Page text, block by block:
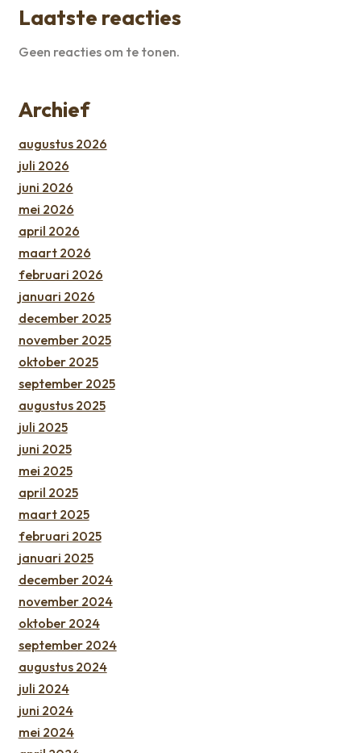
Laatste reacties
Geen reacties om te tonen.
Archief
augustus 2026
juli 2026
juni 2026
mei 2026
april 2026
maart 2026
februari 2026
januari 2026
december 2025
november 2025
oktober 2025
september 2025
augustus 2025
juli 2025
juni 2025
mei 2025
april 2025
maart 2025
februari 2025
januari 2025
december 2024
november 2024
oktober 2024
september 2024
augustus 2024
juli 2024
juni 2024
mei 2024